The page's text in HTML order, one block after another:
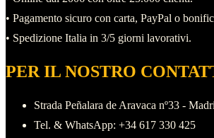
• Pagamento sicuro con carta, PayPal o
• Spedizione Italia in 3/5 giorni lavorativi.
PER IL NOSTRO
Strada Peñalara de Aravaca nº33 -
Tel. & WhatsApp: +34 617 330 425